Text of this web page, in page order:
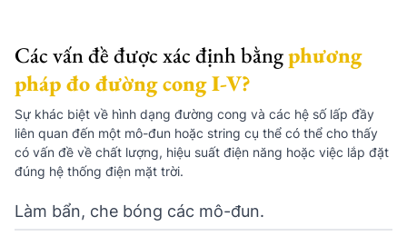
Các vấn đề được xác định bằngphương
pháp đo đường cong I-V?
Sự khác biệt về hình dạng đường cong và các hệ số lấp đầy
liên quan đến một mô-đun hoặc string cụ thể có thể cho thấy
có vấn đề về chất lượng, hiệu suất điện năng hoặc việc lắp đặt
đúng hệ thống điện mặt trời.
Làm bẩn, che bóng các mô-đun.